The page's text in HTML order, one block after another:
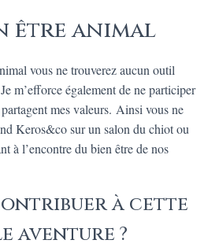
être animal
vous ne trouverez aucun outil
m’efforce également de ne participer
mes valeurs. Ainsi vous ne
Keros&co sur un salon du chiot ou
à l’encontre du bien être de nos
à cette
aventure ?